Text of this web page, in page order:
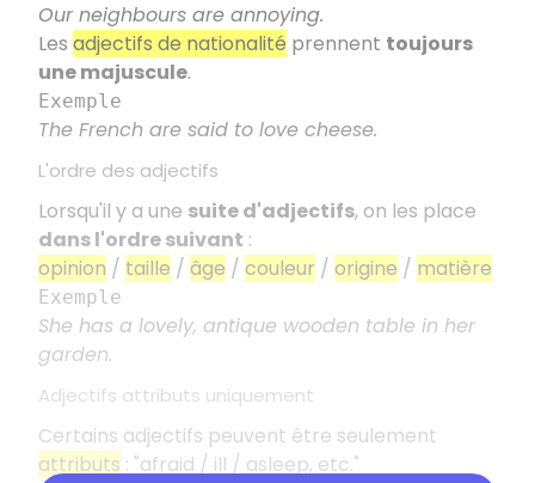
Our neighbours are annoying.
Les adjectifs de nationalité prennent toujours
une majuscule.
Exemple
The French are said to love cheese.
L'ordre des adjectifs
Lorsqu'il y a une suite d'adjectifs, on les place
dans l'ordre suivant :
opinion / taille / âge / couleur / origine / matière
Exemple
She has a lovely, antique wooden table in her
garden.
Adjectifs attributs uniquement
Certains adjectifs peuvent être seulement
attributs : "afraid / ill / asleep, etc."